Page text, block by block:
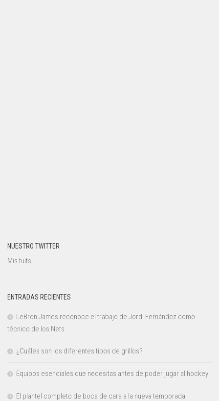
NUESTRO TWITTER
Mis tuits
ENTRADAS RECIENTES
LeBron James reconoce el trabajo de Jordi Fernández como
técnico de los Nets.
¿Cuáles son los diferentes tipos de grillos?
Equipos esenciales que necesitas antes de poder jugar al hockey
El plantel completo de boca de cara a la nueva temporada